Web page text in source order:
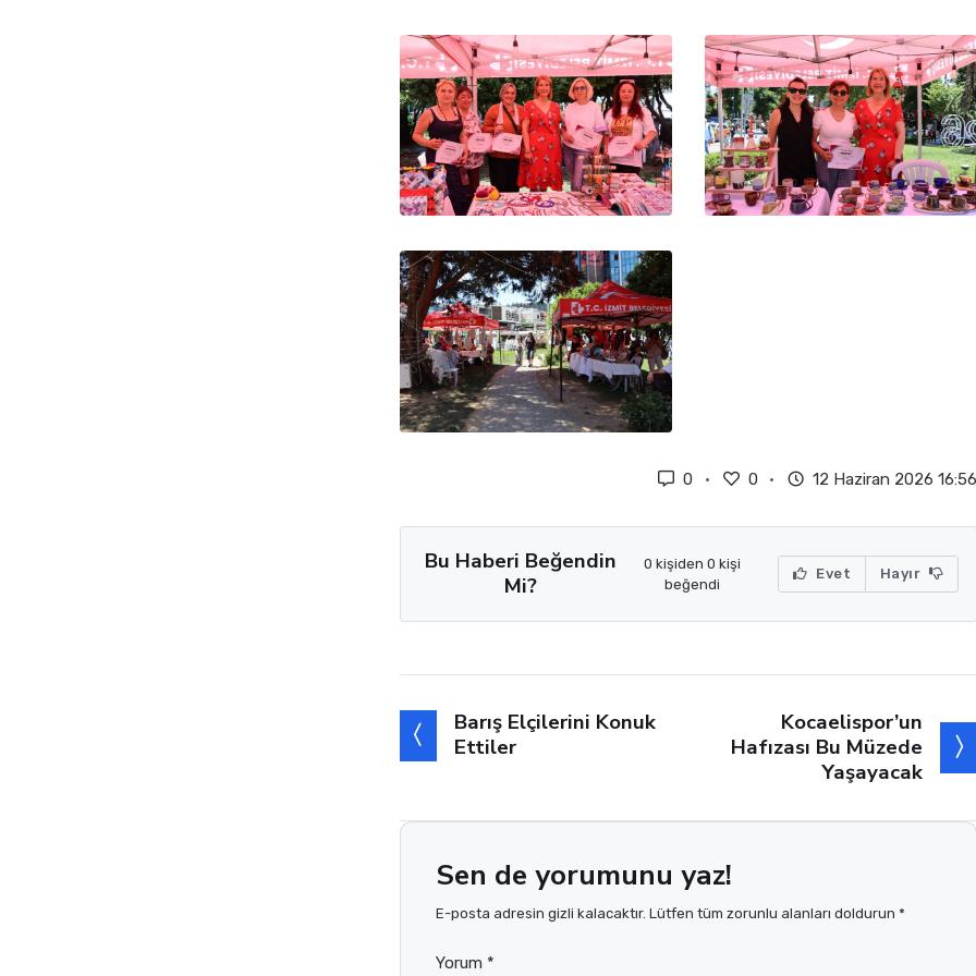
0 0 12 Haziran 2026 16:56
Bu Haberi Beğendin
Mi?
0 kişiden 0 kişi
beğendi
Evet Hayır
Barış Elçilerini Konuk
Ettiler
Kocaelispor’un
Hafızası Bu Müzede
Yaşayacak
Sen de yorumunu yaz!
E-posta adresin gizli kalacaktır. Lütfen tüm zorunlu alanları doldurun *
Yorum *